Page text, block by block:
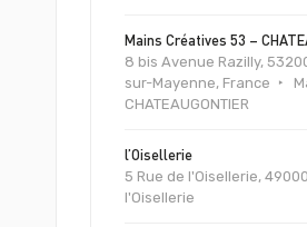
Mains Créatives 53 –
8 bis Avenue Razilly,
sur-Mayenne, France
CHATEAUGONTIER
l’Oisellerie
5 Rue de l'Oisellerie,
l'Oisellerie